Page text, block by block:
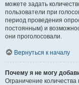
можете задать
пользователи при
период проведения
постоянным) и
они проголосовали.
Вернуться к началу
Почему я не могу
Ограничение количества